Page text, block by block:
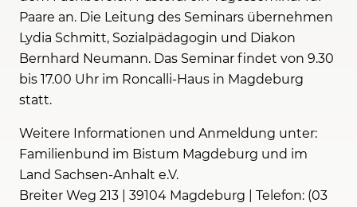
Paare an. Die Leitung des Seminars übernehmen
Lydia Schmitt, Sozialpädagogin und Diakon
Bernhard Neumann. Das Seminar findet von 9.30
bis 17.00 Uhr im Roncalli-Haus in Magdeburg
statt.
Weitere Informationen und Anmeldung unter:
Familienbund im Bistum Magdeburg und im
Land Sachsen-Anhalt e.V.
Breiter Weg 213 | 39104 Magdeburg | Telefon: (03